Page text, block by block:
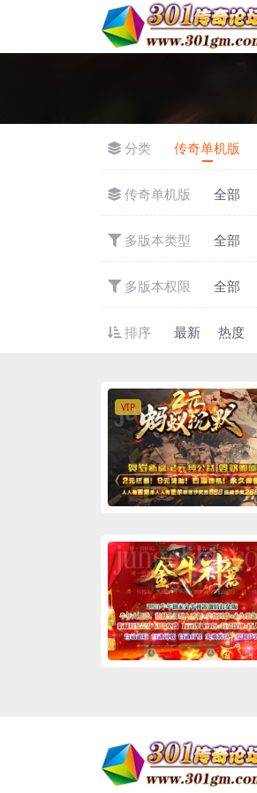
分类 传奇单机版
传奇单机版 全部
多版本类型 全部
多版本权限 全部
排序 最新 热度
VIP